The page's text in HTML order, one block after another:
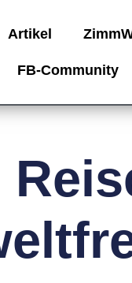
Artikel
FB-Community